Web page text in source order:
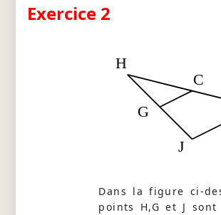
Exercice 2
H
J
G
C
Dans la figure ci-
points H,G et J